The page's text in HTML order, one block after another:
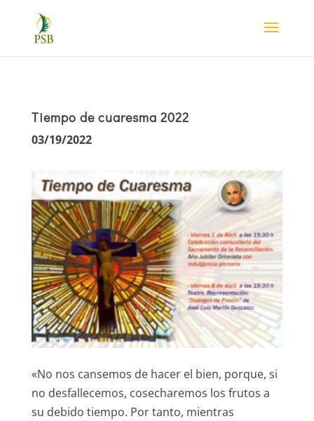
Tiempo de cuaresma 2022
03/19/2022
«No nos cansemos de hacer el bien, porque, si
no desfallecemos, cosecharemos los frutos a
su debido tiempo. Por tanto, mientras